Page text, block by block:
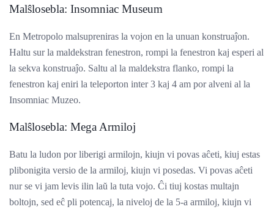
Malŝlosebla: Insomniac Museum
En Metropolo malsupreniras la vojon en la unuan konstruaĵon.
Haltu sur la maldekstran fenestron, rompi la fenestron kaj esperi al
la sekva konstruaĵo. Saltu al la maldekstra flanko, rompi la
fenestron kaj eniri la teleporton inter 3 kaj 4 am por alveni al la
Insomniac Muzeo.
Malŝlosebla: Mega Armiloj
Batu la ludon por liberigi armilojn, kiujn vi povas aĉeti, kiuj estas
plibonigita versio de la armiloj, kiujn vi posedas. Vi povas aĉeti
nur se vi jam levis ilin laŭ la tuta vojo. Ĉi tiuj kostas multajn
boltojn, sed eĉ pli potencaj, la niveloj de la 5-a armiloj, kiujn vi